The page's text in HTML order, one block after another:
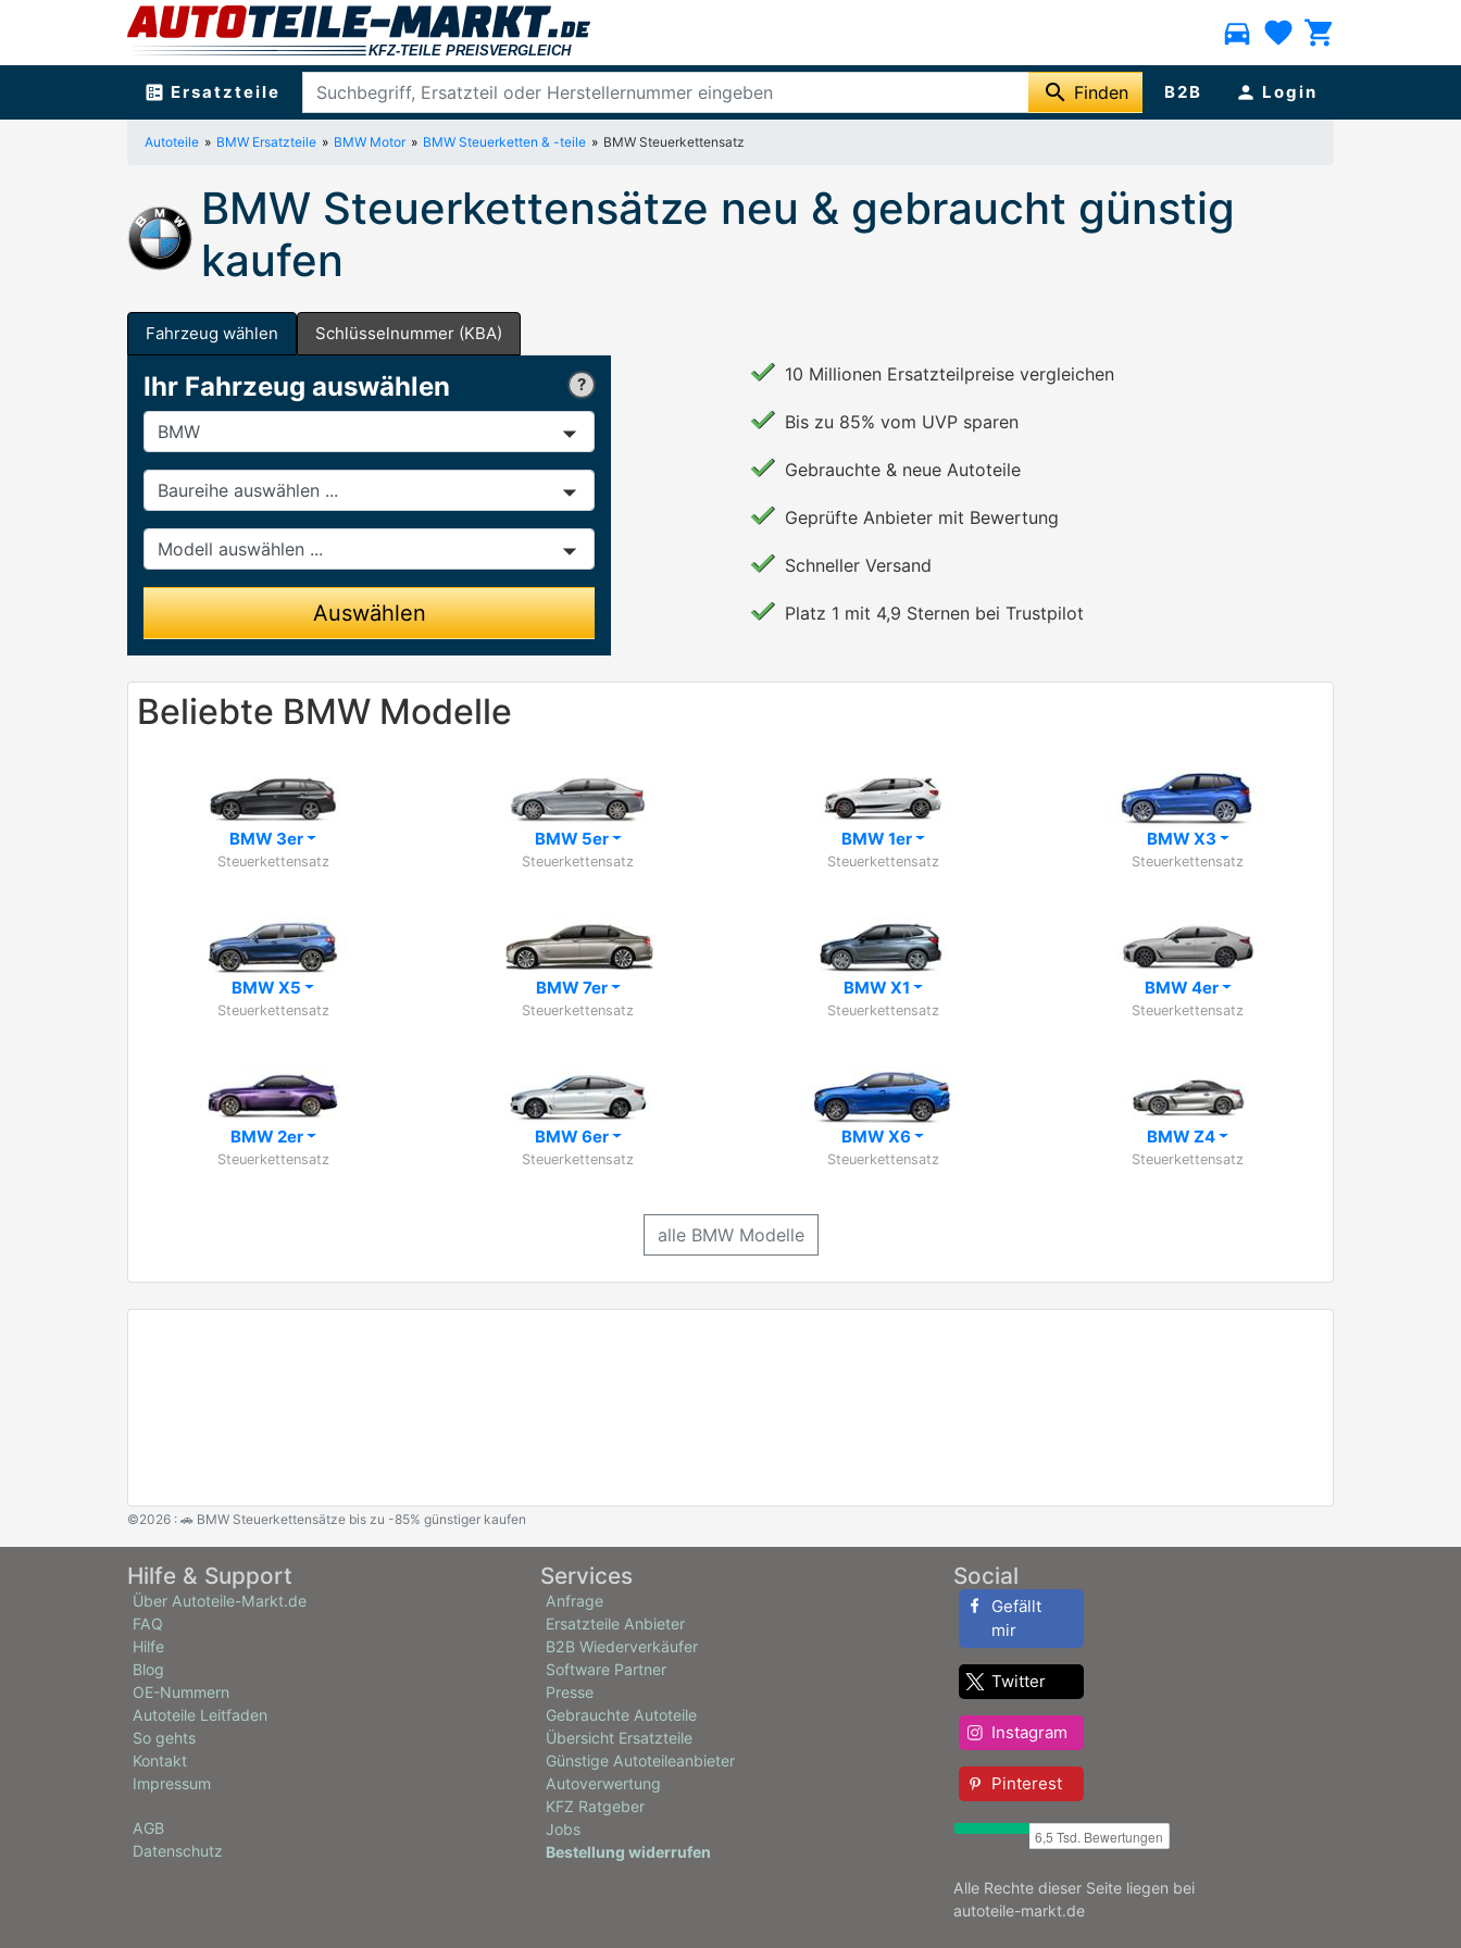
directions_car favorite shopping_cart
ballot Ersatzteile search Finden B2B person Login
Autoteile BMW Ersatzteile BMW Motor BMW Steuerketten & -teile BMW Steuerkettensatz
BMW Steuerkettensätze neu & gebraucht günstig
kaufen
Fahrzeug wählen Schlüsselnummer (KBA)
Ihr Fahrzeug auswählen
Hersteller
Baureihe
Modell
Auswählen
10 Millionen Ersatzteilpreise vergleichen
Bis zu 85% vom UVP sparen
Gebrauchte & neue Autoteile
Geprüfte Anbieter mit Bewertung
Schneller Versand
Platz 1 mit 4,9 Sternen bei Trustpilot
Beliebte BMW Modelle
BMW 3er
Steuerkettensatz
BMW 5er
Steuerkettensatz
BMW 1er
Steuerkettensatz
BMW X3
Steuerkettensatz
BMW X5
Steuerkettensatz
BMW 7er
Steuerkettensatz
BMW X1
Steuerkettensatz
BMW 4er
Steuerkettensatz
BMW 2er
Steuerkettensatz
BMW 6er
Steuerkettensatz
BMW X6
Steuerkettensatz
BMW Z4
Steuerkettensatz
alle BMW Modelle
©2026 : 🚗 BMW Steuerkettensätze bis zu -85% günstiger kaufen
Hilfe & Support
Über Autoteile-Markt.de
FAQ
Hilfe
Blog
OE-Nummern
Autoteile Leitfaden
So gehts
Kontakt
Impressum
AGB
Datenschutz
Services
Anfrage
Ersatzteile Anbieter
B2B Wiederverkäufer
Software Partner
Presse
Gebrauchte Autoteile
Übersicht Ersatzteile
Günstige Autoteileanbieter
Autoverwertung
KFZ Ratgeber
Jobs
Bestellung widerrufen
Social
Gefällt
mir
Twitter
Instagram
Pinterest
Alle Rechte dieser Seite liegen bei
autoteile-markt.de